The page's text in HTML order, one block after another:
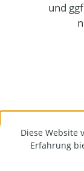
und
Diese Website
Erfahrung